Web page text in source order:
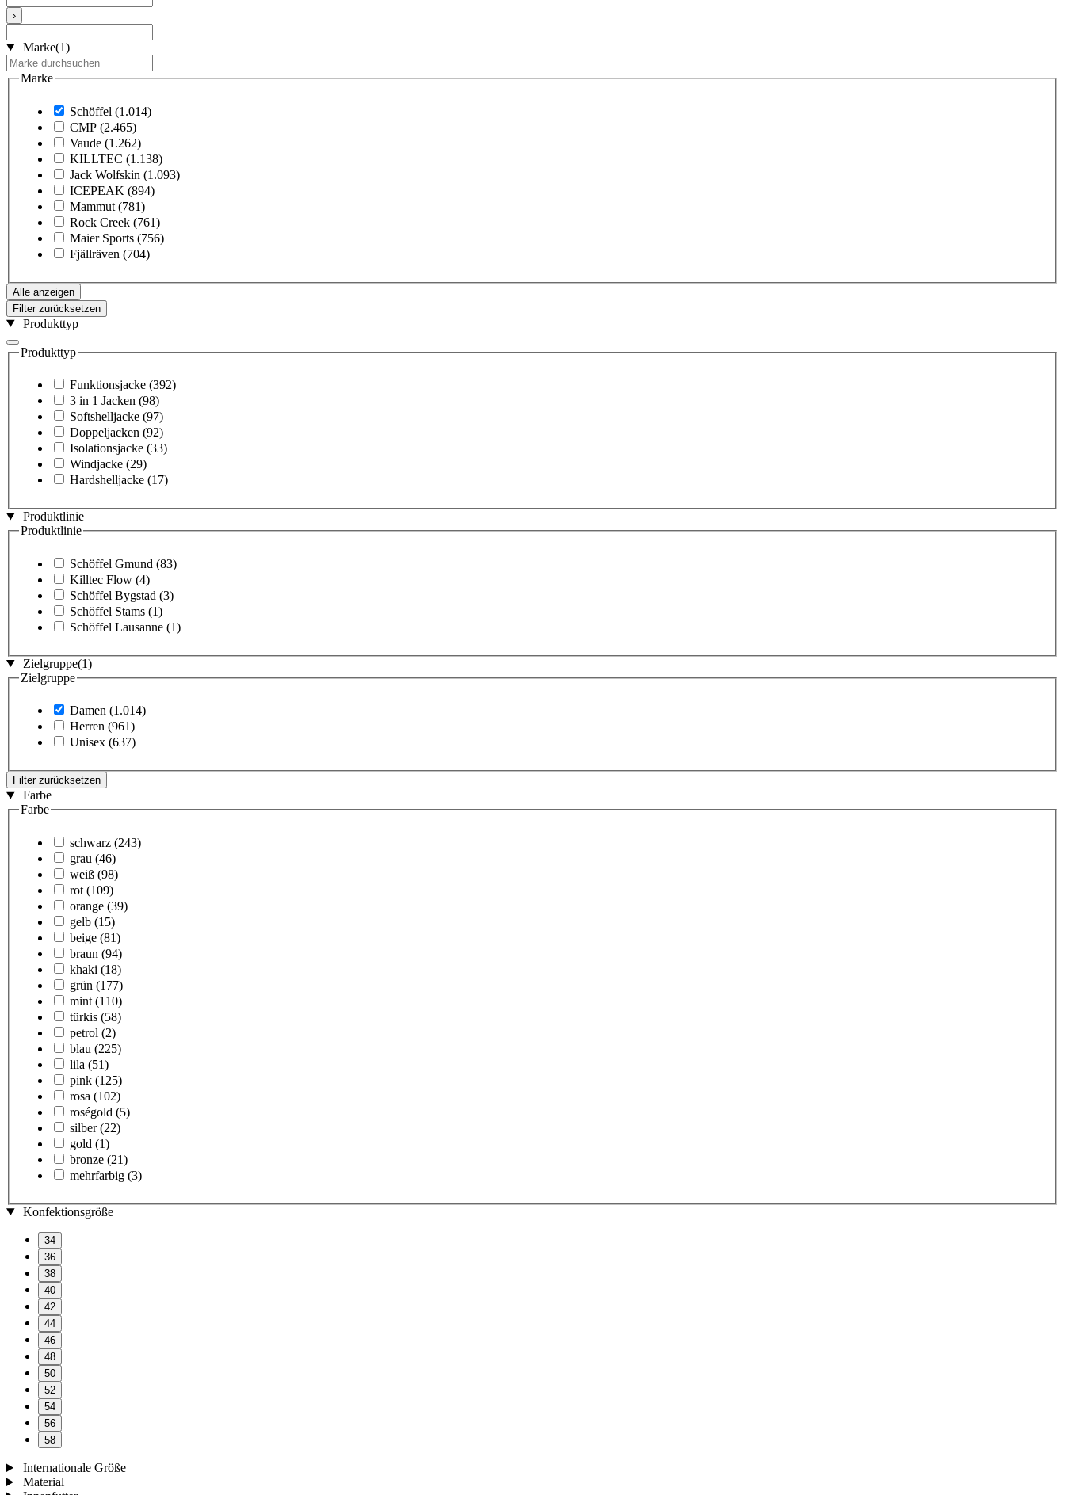
›
Marke(1)
Marke
Schöffel (1.014)
CMP (2.465)
Vaude (1.262)
KILLTEC (1.138)
Jack Wolfskin (1.093)
ICEPEAK (894)
Mammut (781)
Rock Creek (761)
Maier Sports (756)
Fjällräven (704)
Alle anzeigen
Filter zurücksetzen
Produkttyp
Produkttyp
Funktionsjacke (392)
3 in 1 Jacken (98)
Softshelljacke (97)
Doppeljacken (92)
Isolationsjacke (33)
Windjacke (29)
Hardshelljacke (17)
Produktlinie
Produktlinie
Schöffel Gmund (83)
Killtec Flow (4)
Schöffel Bygstad (3)
Schöffel Stams (1)
Schöffel Lausanne (1)
Zielgruppe(1)
Zielgruppe
Damen (1.014)
Herren (961)
Unisex (637)
Filter zurücksetzen
Farbe
Farbe
schwarz (243)
grau (46)
weiß (98)
rot (109)
orange (39)
gelb (15)
beige (81)
braun (94)
khaki (18)
grün (177)
mint (110)
türkis (58)
petrol (2)
blau (225)
lila (51)
pink (125)
rosa (102)
roségold (5)
silber (22)
gold (1)
bronze (21)
mehrfarbig (3)
Konfektionsgröße
34
36
38
40
42
44
46
48
50
52
54
56
58
Internationale Größe
Material